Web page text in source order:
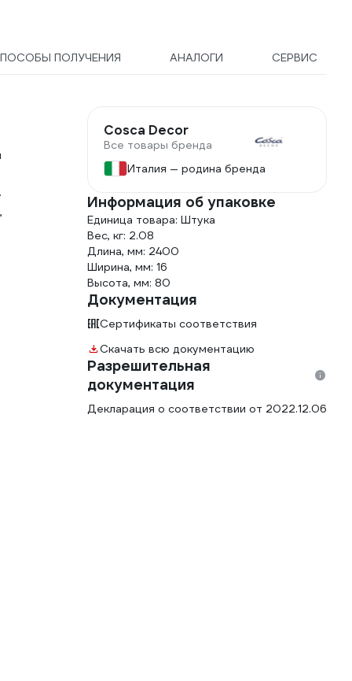
ПОЛУЧЕНИЯ АНАЛОГИ СЕРВИС
Cosca Decor
Все товары бренда
Италия — родина бренда
Информация об упаковке
Единица товара: Штука
Вес, кг: 2.08
Длина, мм: 2400
Ширина, мм: 16
Высота, мм: 80
Документация
Сертификаты соответствия
Скачать всю документацию
Разрешительная
документация
Декларация о соответствии от 2022.12.06